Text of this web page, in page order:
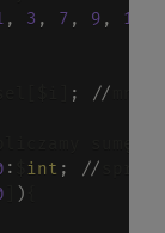
, 3 , 7 , 9 , 1
; //
: int ; //
)